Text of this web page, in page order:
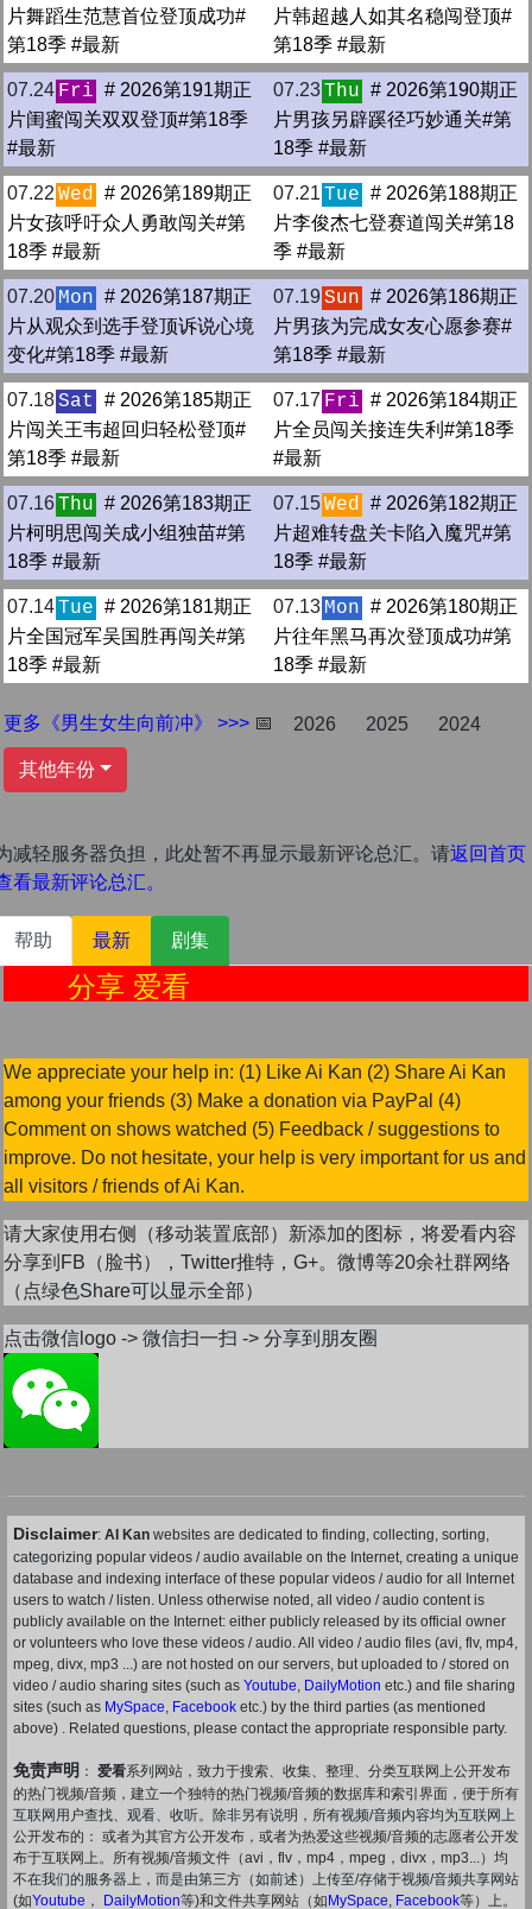
片舞蹈生范慧首位登顶成功#
第18季 #最新
片韩超越人如其名稳闯登顶#
第18季 #最新
07.24 Fri # 2026第191期正
片闺蜜闯关双双登顶#第18季
#最新
07.23Thu # 2026第190期正
片男孩另辟蹊径巧妙通关#第
18季 #最新
07.22 Wed # 2026第189期正
片女孩呼吁众人勇敢闯关#第
18季 #最新
07.21 Tue # 2026第188期正
片李俊杰七登赛道闯关#第18
季 #最新
07.20 Mon # 2026第187期正
片从观众到选手登顶诉说心境
变化#第18季 #最新
07.19Sun # 2026第186期正
片男孩为完成女友心愿参赛#
第18季 #最新
07.18Sat
# 2026第185期正
片闯关王韦超回归轻松登顶#
第18季 #最新
07.17 Fri # 2026第184期正
片全员闯关接连失利#第18季
#最新
07.16Thu # 2026第183期正
片柯明思闯关成小组独苗#第
18季 #最新
07.15Wed # 2026第182期正
片超难转盘关卡陷入魔咒#第
18季 #最新
07.14Tue # 2026第181期正
片全国冠军吴国胜再闯关#第
18季 #最新
07.13 Mon # 2026第180期正
片往年黑马再次登顶成功#第
18季 #最新
更多《男生女生向前冲》 >>> 📅 2026 2025 2024
其他年份
减轻服务器负担，此处暂不再显示最新评论总汇。请返回首页
看最新评论总汇。
帮助 最新 剧集
爱看
We appreciate your help in: (1) Like Ai Kan (2) Share Ai Kan
among your friends (3) Make a donation via PayPal (4)
Comment on shows watched (5) Feedback / suggestions to
improve. Do not hesitate, your help is very important for us and
all visitors / friends of Ai Kan.
请大家使用右侧（移动装置底部）新添加的图标，将爱看内容
分享到FB（脸书），Twitter推特，G+。微博等20余社群网络
（点绿色Share可以显示全部）
点击微信logo -> 微信扫一扫 -> 分享到朋友圈
Disclaimer: AI Kan websites are dedicated to finding, collecting, sorting,
categorizing popular videos / audio available on the Internet, creating a unique
database and indexing interface of these popular videos / audio for all Internet
users to watch / listen. Unless otherwise noted, all video / audio content is
publicly available on the Internet: either publicly released by its official owner
or volunteers who love these videos / audio. All video / audio files (avi, flv, mp4,
mpeg, divx, mp3 ...) are not hosted on our servers, but uploaded to / stored on
video / audio sharing sites (such as Youtube DailyMotion etc.) and file sharing
sites (such as MySpace Facebook etc.) by the third parties (as mentioned
above) . Related questions, please contact the appropriate responsible party.
免责声明 ： 爱看系列网站，致力于搜索、收集、整理、分类互联网上公开发布
的热门视频/音频，建立一个独特的热门视频/音频的数据库和索引界面，便于所有
互联网用户查找、观看、收听。除非另有说明，所有视频/音频内容均为互联网上
公开发布的： 或者为其官方公开发布，或者为热爱这些视频/音频的志愿者公开发
布于互联网上。所有视频/音频文件（avi，flv，mp4，mpeg，divx，mp3...）均
不在我们的服务器上，而是由第三方（如前述）上传至/存储于视频/音频共享网站
(如Youtube ， DailyMotion等)和文件共享网站（如MySpace Facebook等）上。